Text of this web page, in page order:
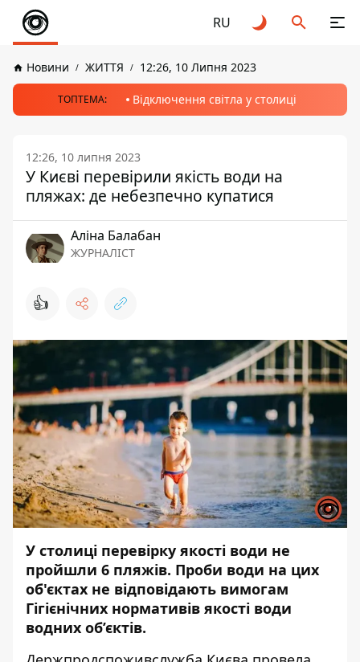
RU
Новини ЖИТТЯ 12:26, 10 Липня 2023
ТОПТЕМА: Відключення світла у столиці
12:26, 10 липня 2023
У Києві перевірили якість води на
пляжах: де небезпечно купатися
Аліна Балабан
ЖУРНАЛІСТ
👍
У столиці перевірку якості води не
пройшли 6 пляжів. Проби води на цих
об'єктах не відповідають вимогам
Гігієнічних нормативів якості води
водних об’єктів.